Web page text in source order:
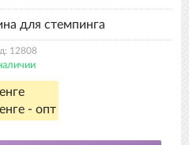
для стемпинга
12808
- опт